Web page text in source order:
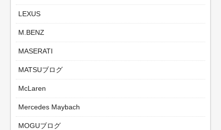
LEXUS
M.BENZ
MASERATI
MATSUブログ
McLaren
Mercedes Maybach
MOGUブログ